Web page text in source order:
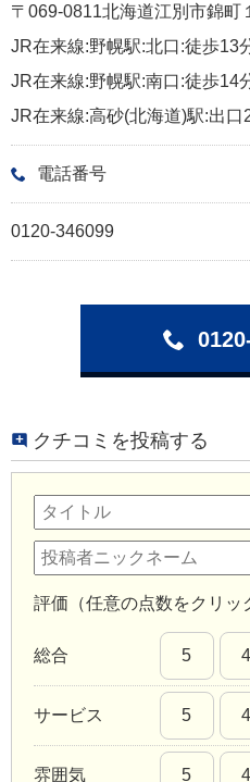
〒069-0811北海道江別市錦町
JR在来線:野幌駅:北口:徒歩13
JR在来線:野幌駅:南口:徒歩14
JR在来線:高砂(北海道)駅:出口
電話番号
0120-346099
クチコミを投稿する
評価（任意の点数をクリッ
総合 5 4
サービス 5 4
雰囲気 5 4